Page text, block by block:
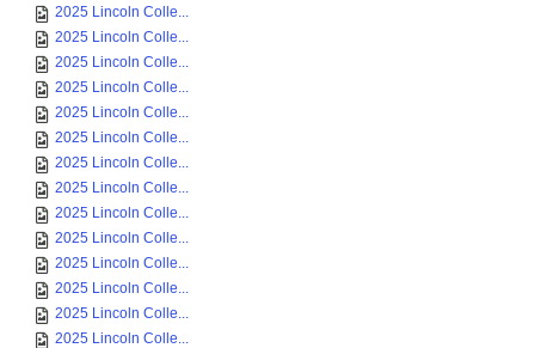
2025 Lincoln Colle...
2025 Lincoln Colle...
2025 Lincoln Colle...
2025 Lincoln Colle...
2025 Lincoln Colle...
2025 Lincoln Colle...
2025 Lincoln Colle...
2025 Lincoln Colle...
2025 Lincoln Colle...
2025 Lincoln Colle...
2025 Lincoln Colle...
2025 Lincoln Colle...
2025 Lincoln Colle...
2025 Lincoln Colle...